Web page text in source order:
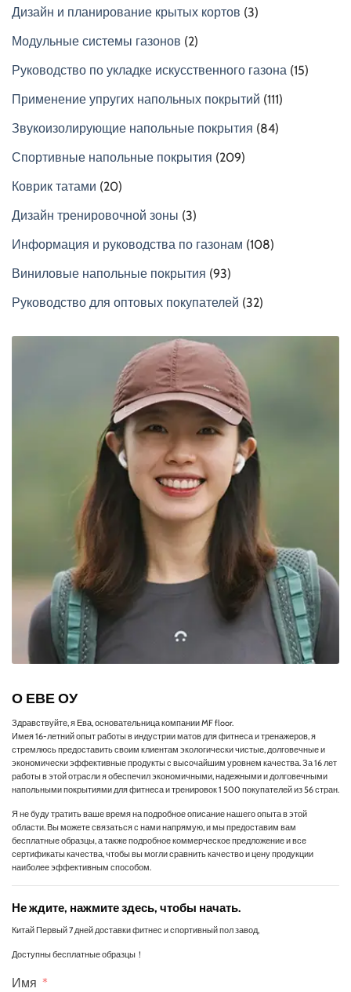
Дизайн и планирование крытых кортов (3)
Модульные системы газонов (2)
Руководство по укладке искусственного газона (15)
Применение упругих напольных покрытий (111)
Звукоизолирующие напольные покрытия (84)
Спортивные напольные покрытия (209)
Коврик татами (20)
Дизайн тренировочной зоны (3)
Информация и руководства по газонам (108)
Виниловые напольные покрытия (93)
Руководство для оптовых покупателей (32)
О ЕВЕ ОУ
Здравствуйте, я Ева, основательница компании MF floor.
Имея 16-летний опыт работы в индустрии матов для фитнеса и тренажеров, я
стремлюсь предоставить своим клиентам экологически чистые, долговечные и
экономически эффективные продукты с высочайшим уровнем качества. За 16 лет
работы в этой отрасли я обеспечил экономичными, надежными и долговечными
напольными покрытиями для фитнеса и тренировок 1 500 покупателей из 56 стран.
Я не буду тратить ваше время на подробное описание нашего опыта в этой
области. Вы можете связаться с нами напрямую, и мы предоставим вам
бесплатные образцы, а также подробное коммерческое предложение и все
сертификаты качества, чтобы вы могли сравнить качество и цену продукции
наиболее эффективным способом.
Не ждите, нажмите здесь, чтобы начать.
Китай Первый 7 дней доставки фитнес и спортивный пол завод,
Доступны бесплатные образцы！
Имя